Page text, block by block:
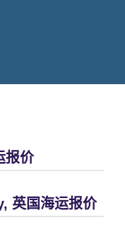
报价
英国海运报价